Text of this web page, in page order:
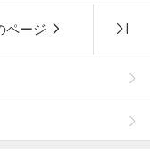
ページ